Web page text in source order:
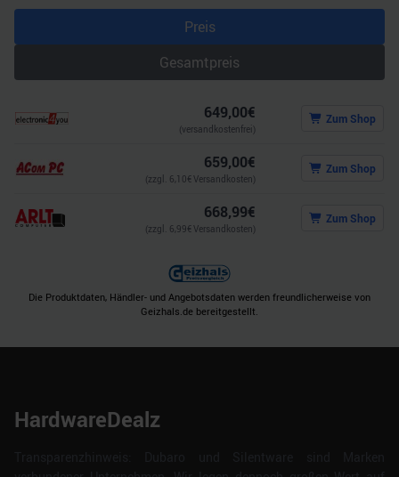
gesammelt haben.
Preis
Gesamtpreis
649,00€
(versandkostenfrei)
Zum Shop
659,00€
(zzgl. 6,10€ Versandkosten)
Zum Shop
668,99€
(zzgl. 6,99€ Versandkosten)
Zum Shop
Die Produktdaten, Händler- und Angebotsdaten werden freundlicherweise von
Geizhals.de bereitgestellt.
HardwareDealz